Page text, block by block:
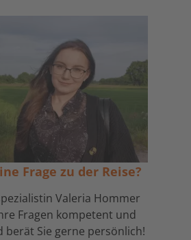
Frage zu der Reise?
Valeria Hommer
Fragen kompetent und
berät Sie gerne persönlich!